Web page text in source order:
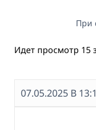
При
Идет просмотр 15
07.05.2025 В